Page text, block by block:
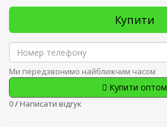
Купити
Ми передзвонимо найближчим часом
Купити оптом
0/ Написати відгук